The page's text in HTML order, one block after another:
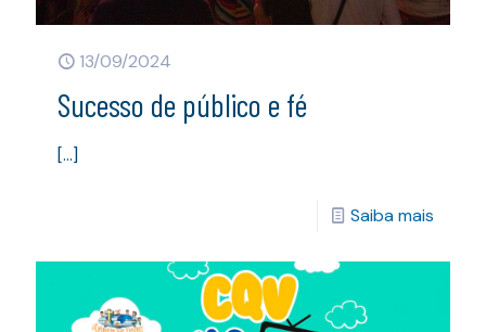
13/09/2024
Sucesso de público e fé
[…]
Saiba mais